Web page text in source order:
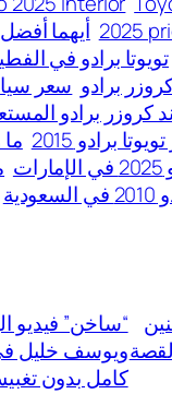
2025 أيهما أفضل
تويوتا برادو في الفطيم
برادو سعر
برادو المستعملة
برادو 2015
(القصة
“ساخن” فيديو
كامل بدون